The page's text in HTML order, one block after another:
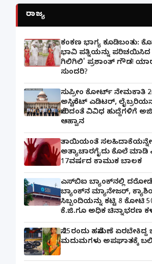
ರಾಜ್ಯ
ಕಂಕಣ ಭಾಗ್ಯ ಕೂಡಿಬಂತು:
ಭಾವಿ ಪತ್ನಿಯನ್ನು ಪರಿಚಯಿಸಿದ
ಗಿಲಿಗಿಲಿ' ಪ್ರಶಾಂತ್ ಗೌಡ!
ಸುಂದರಿ?
ಸುಪ್ರೀಂ ಕೋರ್ಟ್ ನೇಮಕಾತಿ
ಅಸಿಸ್ಟೆಂಟ್ ಎಡಿಟರ್,
ಸೇರಿದಂತೆ ವಿವಿಧ ಹುದ್ದೆಗಳಿಗೆ
ಆಹ್ವಾನ
ತಾಯಿಯಂತೆ ಸಲಹಿದಾಕೆಯನ್ನೇ
ಅತ್ಯಾಚಾರಗೈದು ಕೊಲೆ ಮಾಡಿ
17ವರ್ಷದ ಕಾಮುಕ ಬಾಲಕ
ಎಸ್‌ಬಿಐ ಬ್ಯಾಂಕ್‌ನಲ್ಲಿ‌
ಬ್ಯಾಂಕ್​ನ ಮ್ಯಾನೇಜರ್‌,
ಸಿಬ್ಬಂದಿಯನ್ನು ಕಟ್ಟಿ 8 ಕೋಟಿ
ಕೆ.ಜಿ.ಗೂ ಅಧಿಕ ಚಿನ್ನಾಭರಣ
ಸೆ.25ರಂದು ಹಸೆಮಣೆ ಏರಬೇಕಿದ್ದ
ಮದುಮಗಳು ಅಪಘಾತಕ್ಕೆ